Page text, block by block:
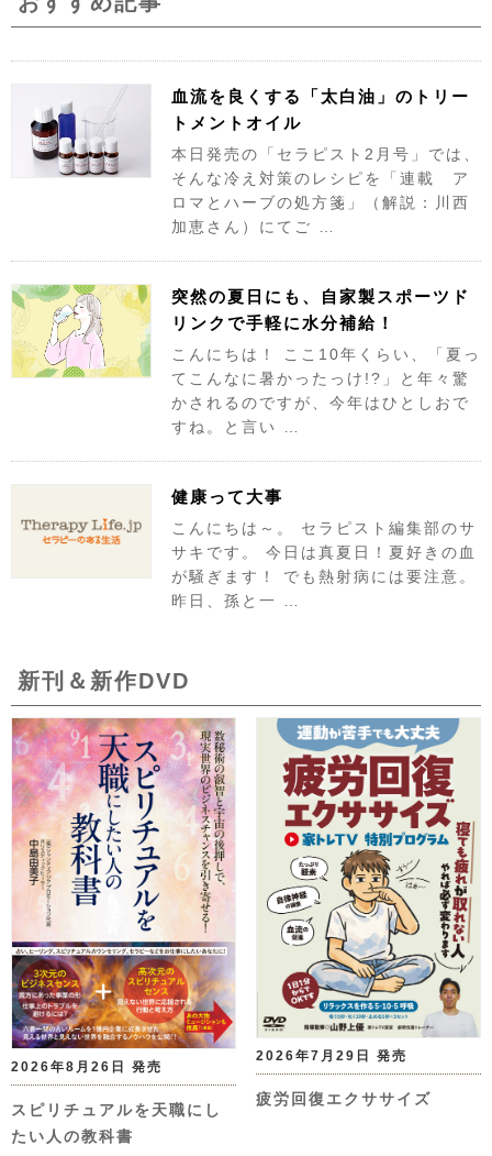
血流を良くする「太白油」のトリー
トメントオイル
本日発売の「セラピスト2月号」では、
そんな冷え対策のレシピを「連載 ア
ロマとハーブの処方箋」（解説：川西
加恵さん）にてご …
突然の夏日にも、自家製スポーツド
リンクで手軽に水分補給！
こんにちは！ ここ10年くらい、「夏っ
てこんなに暑かったっけ!?」と年々驚
かされるのですが、今年はひとしおで
すね。と言い …
健康って大事
こんにちは～。 セラピスト編集部のサ
サキです。 今日は真夏日！夏好きの血
が騒ぎます！ でも熱射病には要注意。
昨日、孫と一 …
新刊＆新作DVD
2026年8月26日 発売
スピリチュアルを天職にし
たい人の教科書
2026年7月29日 発売
疲労回復エクササイズ